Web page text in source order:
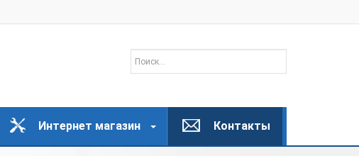
Интернет магазин Контакты